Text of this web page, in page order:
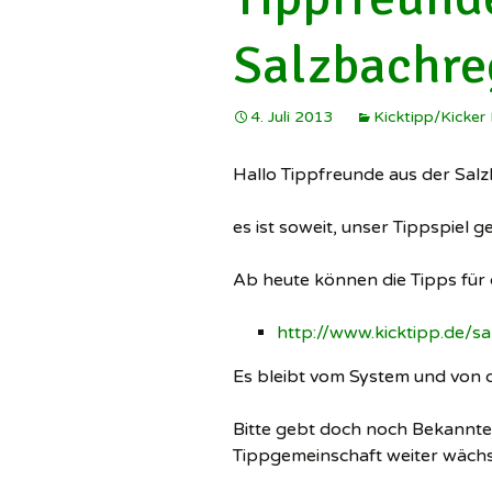
4. Juli 2013 Kicktipp/Kicker
Hallo Tippfreunde aus der
es ist soweit, unser Tippspiel
Ab heute können die Tipps für
http://www.kicktipp.de/
Es bleibt vom System und von
Bitte gebt doch noch
Tippgemeinschaft weiter